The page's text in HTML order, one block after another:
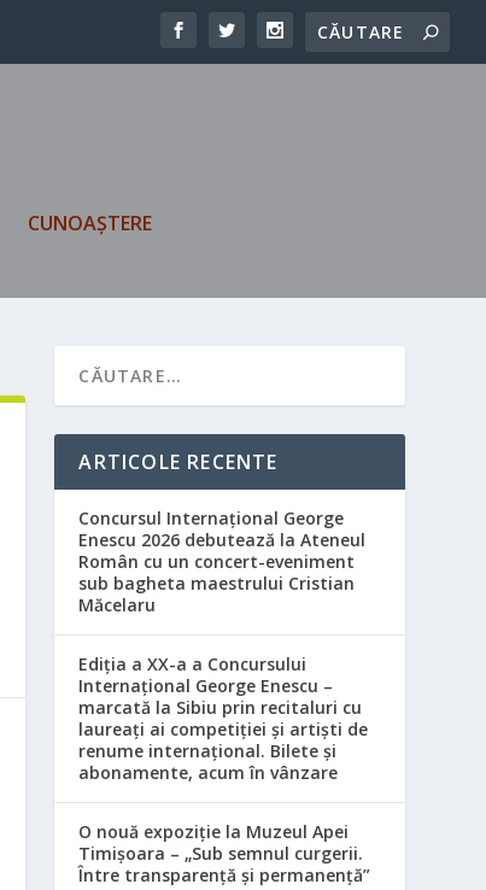
CUNOAȘTERE
ARTICOLE RECENTE
Concursul Internațional George
Enescu 2026 debutează la Ateneul
Român cu un concert-eveniment
sub bagheta maestrului Cristian
Măcelaru
Ediția a XX-a a Concursului
Internațional George Enescu –
marcată la Sibiu prin recitaluri cu
laureați ai competiției și artiști de
renume internațional. Bilete și
abonamente, acum în vânzare
O nouă expoziție la Muzeul Apei
Timișoara – „Sub semnul curgerii.
Între transparență și permanență”